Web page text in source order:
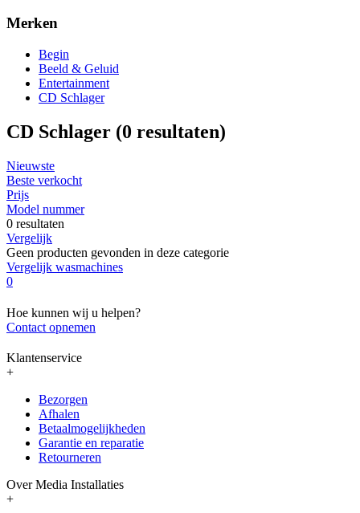
Merken
Begin
Beeld & Geluid
Entertainment
CD Schlager
CD Schlager (0 resultaten)
Nieuwste
Beste verkocht
Prijs
Model nummer
0 resultaten
Vergelijk
Geen producten gevonden in deze categorie
Vergelijk wasmachines
0
Hoe kunnen wij u helpen?
Contact opnemen
Klantenservice
+
Bezorgen
Afhalen
Betaalmogelijkheden
Garantie en reparatie
Retourneren
Over Media Installaties
+